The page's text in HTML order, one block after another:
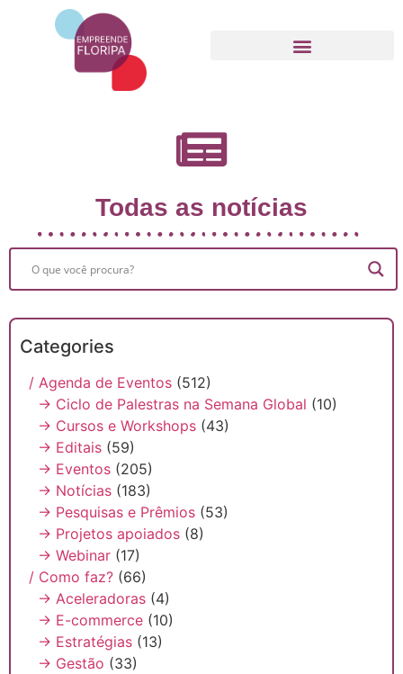
Todas as notícias
Categories
/ Agenda de Eventos (512)
→ Ciclo de Palestras na Semana Global (10)
→ Cursos e Workshops (43)
→ Editais (59)
→ Eventos (205)
→ Notícias (183)
→ Pesquisas e Prêmios (53)
→ Projetos apoiados (8)
→ Webinar (17)
/ Como faz? (66)
→ Aceleradoras (4)
→ E-commerce (10)
→ Estratégias (13)
→ Gestão (33)